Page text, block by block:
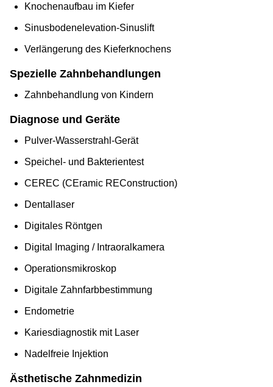
Knochenaufbau im Kiefer
Sinusbodenelevation-Sinuslift
Verlängerung des Kieferknochens
Spezielle Zahnbehandlungen
Zahnbehandlung von Kindern
Diagnose und Geräte
Pulver-Wasserstrahl-Gerät
Speichel- und Bakterientest
CEREC (CEramic REConstruction)
Dentallaser
Digitales Röntgen
Digital Imaging / Intraoralkamera
Operationsmikroskop
Digitale Zahnfarbbestimmung
Endometrie
Kariesdiagnostik mit Laser
Nadelfreie Injektion
Ästhetische Zahnmedizin